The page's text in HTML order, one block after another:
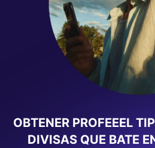
OBTENER PROFEEEL
DIVISAS QUE BATE